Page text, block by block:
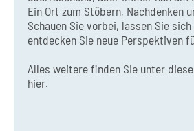
Ein Ort zum Stöbern, Nachdenken
Schauen Sie vorbei, lassen Sie
entdecken Sie neue Perspektiven
Alles weitere finden Sie unter
hier.